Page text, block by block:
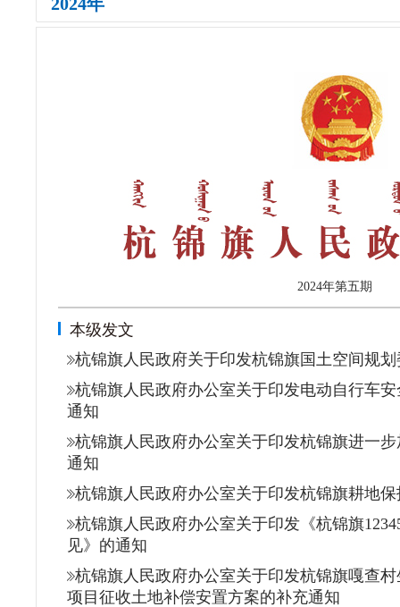
2024年第五期
本级发文
杭锦旗人民政府关于印发杭锦旗国土空间规
杭锦旗人民政府办公室关于印发电动自行车
通知
杭锦旗人民政府办公室关于印发杭锦旗进一
通知
杭锦旗人民政府办公室关于印发杭锦旗耕地
杭锦旗人民政府办公室关于印发《杭锦旗
见》的通知
杭锦旗人民政府办公室关于印发杭锦旗嘎查
项目征收土地补偿安置方案的补充通知